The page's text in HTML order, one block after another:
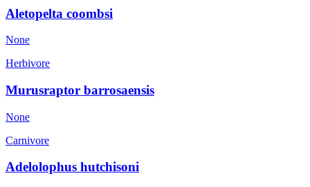
Aletopelta coombsi
None
Herbivore
Murusraptor barrosaensis
None
Carnivore
Adelolophus hutchisoni